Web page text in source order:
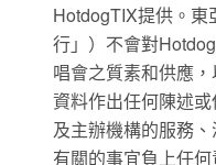
HotdogTIX提供。東
行」）不會對
唱會之質素和供應
資料作出任何陳述
及主辦機構的服務
有關的事宜負上任